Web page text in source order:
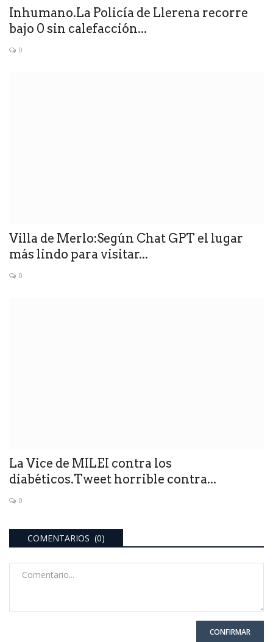
Inhumano.La Policía de Llerena recorre
bajo 0 sin calefacción...
0
Villa de Merlo:Según Chat GPT el lugar
más lindo para visitar...
0
La Vice de MILEI contra los
diabéticos.Tweet horrible contra...
0
COMENTARIOS (0)
CONFIRMAR